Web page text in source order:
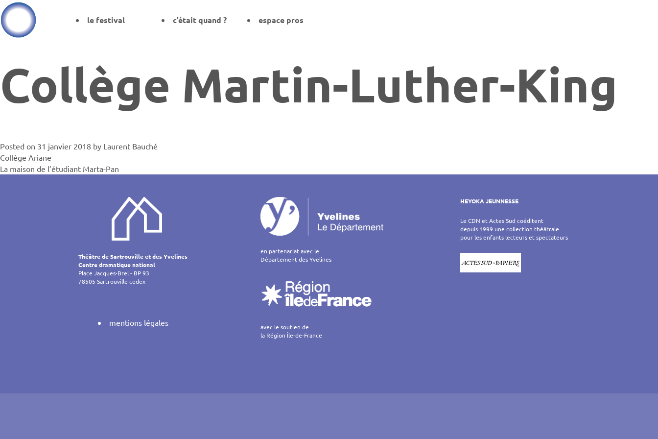
le festival c’était quand ? espace pros
Collège Martin-Luther-King
Posted on 31 janvier 2018 by Laurent Bauché
Navigation
l’article
Collège Ariane
La maison de l’étudiant Marta-Pan
Théâtre de Sartrouville et des Yvelines
Centre dramatique national
Place Jacques-Brel - BP 93
78505 Sartrouville cedex
mentions légales
en partenariat avec le
Département des Yvelines
avec le soutien de
la Région Île-de-France
HEYOKA JEUNNESSE
Le CDN et Actes Sud coéditent
depuis 1999 une collection théâtrale
pour les enfants lecteurs et spectateurs